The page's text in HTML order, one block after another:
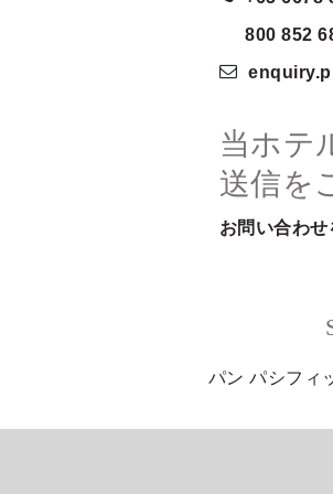
800 852
当ホテ
送信を
お問い合わせ
パン パシフィ